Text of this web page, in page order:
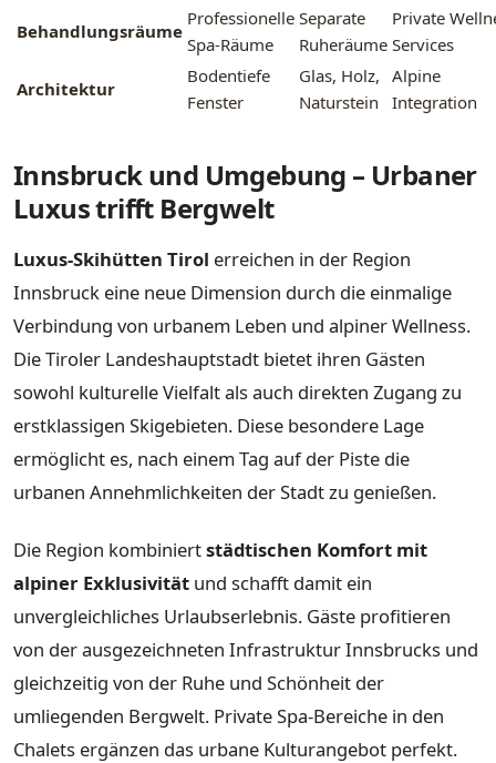
Behandlungsräume
Professionelle
Spa-Räume
Separate
Ruheräume
Private
Services
Architektur
Bodentiefe
Fenster
Glas, Holz,
Naturstein
Alpine
Integration
Innsbruck und Umgebung – Urbaner
Luxus trifft Bergwelt
Luxus-Skihütten Tirol erreichen in der Region
Innsbruck eine neue Dimension durch die einmalige
Verbindung von urbanem Leben und alpiner Wellness.
Die Tiroler Landeshauptstadt bietet ihren Gästen
sowohl kulturelle Vielfalt als auch direkten Zugang zu
erstklassigen Skigebieten. Diese besondere Lage
ermöglicht es, nach einem Tag auf der Piste die
urbanen Annehmlichkeiten der Stadt zu genießen.
Die Region kombiniertstädtischen Komfort mit
alpiner Exklusivität und schafft damit ein
unvergleichliches Urlaubserlebnis. Gäste profitieren
von der ausgezeichneten Infrastruktur Innsbrucks und
gleichzeitig von der Ruhe und Schönheit der
umliegenden Bergwelt. Private Spa-Bereiche in den
Chalets ergänzen das urbane Kulturangebot perfekt.